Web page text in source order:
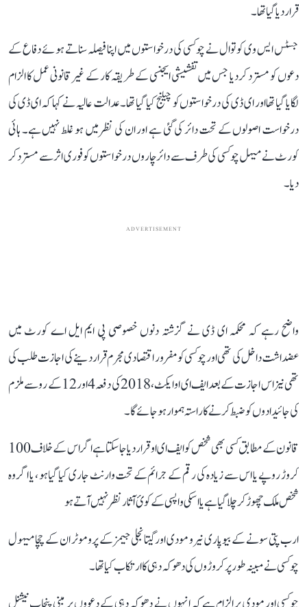
قرار دیا گیا تھا۔
جسٹس ایس وی کوتوال نے چوکسی کی درخواستوں میں اپنا فیصلہ سناتے ہوئے دفاع کے
دعوں کو مسترد کردیا جس میں تفشیشی ایجنسی کے طریقہ کار کے غیرقانونی عمل کا الزام
لگایا گیا تھا اور ای ڈی کی درخواستوں کو چیلنج کیا گیا تھا۔ عدالت عالیہ نے کہا کہ ای ڈی کی
درخواست اصولوں کے تحت دائر کی گئی ہے اور ان کی نظر میں ہو غلط نہیں ہے۔ ہائی
کورٹ نے میہل چوکسی کی طرف سے دائر چاروں درخواستوں کو فوری اثر سے مسترد کر
دیا۔
ADVERTISEMENT
واضح رہے کہ محکمہ ای ڈی نے گزشتہ دنوں خصوصی پی ایم ایل اے کورٹ میں
عضداشت داخل کی تھی اور چوکسی کو مفرور اقتصادی مجرم قرار دینے کی اجازت طلب کی
تھی نیز اس اجازت کے بعد ایف ای او ایکٹ، 2018 کی دفعہ 4 اور 12 کے رو سے ملزم
کی جائیدادوں کو ضبط کرنے کا راستہ ہموار ہوجائے گا۔
قانون کے مطابق کسی بھی شخص کو ایف ای او قرار دیا جا سکتا ہے اگراس کے خلاف 100
کروڑ روپے یا اس سے زیادہ کی رقم کے جرائم کے تحت وارنٹ جاری کیا گیاہو ، یا اگر وہ
شخص ملک چھوڑ کر چلا گیا ہے یا اسکی واپسی کے کوئ آثار نظر نہیں آتے ہو
ارب پتی سونے کے بیوپاری نیرو مودی اور گیتانجلی جیمز کے پروموٹر ان کے چچا میہول
چوکسی نے مبینہ طور پر کروڑوں کی دھوکہ دہی کا ارتکاب کیا تھا۔